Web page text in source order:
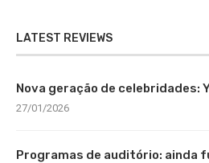
LATEST REVIEWS
Nova geração de celebridades:
27/01/2026
Programas de auditório: ainda